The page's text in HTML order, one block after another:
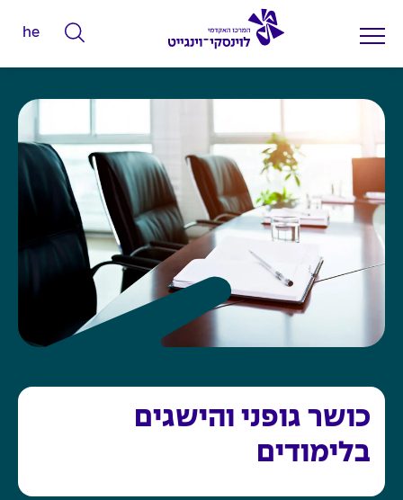
ה
ק
מ
י
ם
ל
פ
ש
he
כושר גופני והישגים
בלימודים